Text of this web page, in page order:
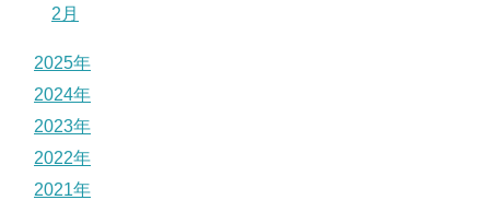
2月
2025年
2024年
2023年
2022年
2021年